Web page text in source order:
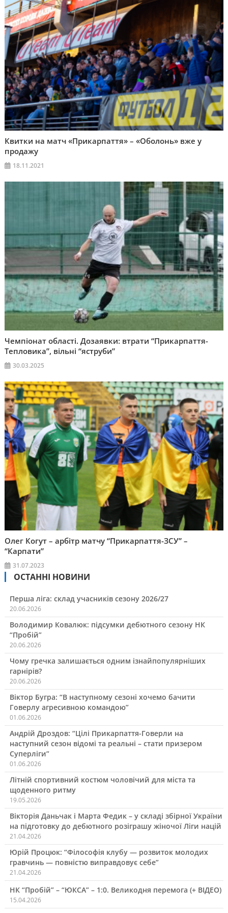
Квитки на матч «Прикарпаття» – «Оболонь» вже у
продажу
18.11.2021
Чемпіонат області. Дозаявки: втрати “Прикарпаття-
Тепловика”, вільні “яструби”
30.03.2025
Олег Когут – арбітр матчу “Прикарпаття-ЗСУ” –
“Карпати”
31.07.2023
ОСТАННІ НОВИНИ
Перша ліга: склад учасників сезону 2026/27
20.06.2026
Володимир Ковалюк: підсумки дебютного сезону НК
“Пробій”
20.06.2026
Чому гречка залишається одним ізнайпопулярніших
гарнірів?
20.06.2026
Віктор Бугра: “В наступному сезоні хочемо бачити
Говерлу агресивною командою”
01.06.2026
Андрій Дроздов: “Цілі Прикарпаття-Говерли на
наступний сезон відомі та реальні – стати призером
Суперліги”
01.06.2026
Літній спортивний костюм чоловічий для міста та
щоденного ритму
19.05.2026
Вікторія Даньчак і Марта Федик – у складі збірної України
на підготовку до дебютного розіграшу жіночої Ліги націй
21.04.2026
Юрій Процюк: “Філософія клубу — розвиток молодих
гравчинь — повністю виправдовує себе”
21.04.2026
НК “Пробій” – “ЮКСА” – 1:0. Великодня перемога (+ ВІДЕО)
15.04.2026